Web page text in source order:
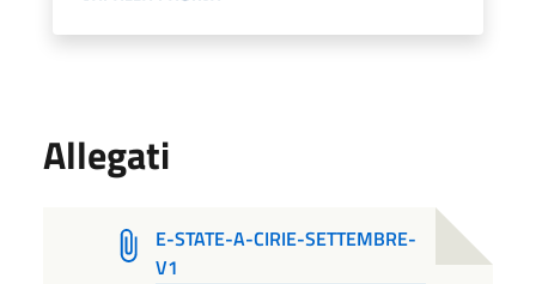
Allegati
E-STATE-A-CIRIE-SETTEMBRE-
V1